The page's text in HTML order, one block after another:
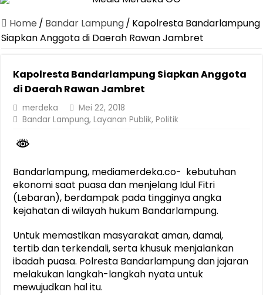
Canangkan Desa TAPIS dan Luncurkan Sekolah Lansia di
Pemprov Lampung Berhasil Kendalikan Inflasi, Jadi Provinsi
Dirut Jasa Raharja Dampingi Wamenhub Tinjau Penanganan
Pastikan Pelayanan Maksimal, Direksi Jasa Raharja Tinjau Korban
Dirut Jasa Raharja Dampingi Wamenhub Tinjau Penanganan
Purnama Wulan Sari Mirza Buka SiSeSa Roadshow Lampung
Home / Bandar Lampung/ Kapolresta Bandarlampung
Siapkan Anggota di Daerah Rawan Jambret
Kapolresta Bandarlampung Siapkan Anggota
di Daerah Rawan Jambret
merdeka
Mei 22, 2018
Bandar Lampung,Layanan Publik,Politik
Bandarlampung, mediamerdeka.co- kebutuhan
ekonomi saat puasa dan menjelang Idul Fitri
(Lebaran), berdampak pada tingginya angka
kejahatan di wilayah hukum Bandarlampung.
Untuk memastikan masyarakat aman, damai,
tertib dan terkendali, serta khusuk menjalankan
ibadah puasa. Polresta Bandarlampung dan jajaran
melakukan langkah-langkah nyata untuk
mewujudkan hal itu.